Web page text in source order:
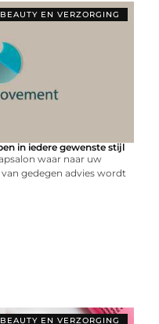
BEAUTY EN VERZORGING
in iedere gewenste stijl
waar naar uw
gedegen advies wordt
BEAUTY EN VERZORGING